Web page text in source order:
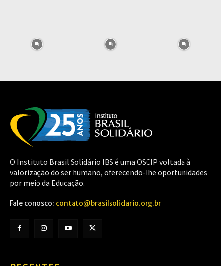
O Instituto Brasil Solidário IBS é uma OSCIP voltada à
valorização do ser humano, oferecendo-lhe oportunidades
por meio da Educação.
Fale conosco: contato@brasilsolidario.org.br